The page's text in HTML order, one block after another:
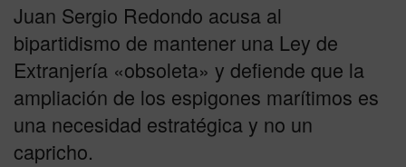
Juan Sergio Redondo acusa al
bipartidismo de mantener una Ley de
Extranjería «obsoleta» y defiende que la
ampliación de los espigones marítimos es
una necesidad estratégica y no un
capricho.